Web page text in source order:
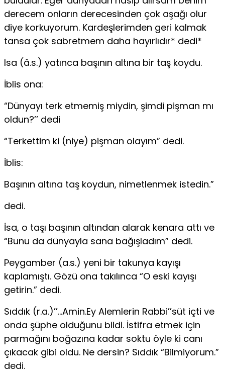
derecem onların derecesinden çok aşağı olur
diye korkuyorum. Kardeşlerimden geri kalmak
tansa çok sabretmem daha hayırlıdır* dedi*
Isa (â.s.) yatınca başının altına bir taş koydu.
İblis ona:
“Dünyayı terk etmemiş miydin, şimdi pişman mı
oldun?’’ dedi
“Terkettim ki (niye) pişman olayım” dedi.
İblis:
Başının altına taş koydun, nimetlenmek istedin.”
dedi.
İsa, o taşı başının altından alarak kenara attı ve
“Bunu da dünyayla sana bağışladım” dedi.
Peygamber (a.s.) yeni bir takunya kayışı
kaplamıştı. Gözü ona takılınca “O eski kayışı
getirin.” dedi.
Sıddık (r.a.)’’…Amin.Ey Alemlerin Rabbi’’süt içti ve
onda şüphe olduğunu bildi. İstifra etmek için
parmağını bo­ğazına kadar soktu öyle ki canı
çıkacak gibi oldu. Ne dersin? Sıddık “Bilmiyorum.”
dedi.